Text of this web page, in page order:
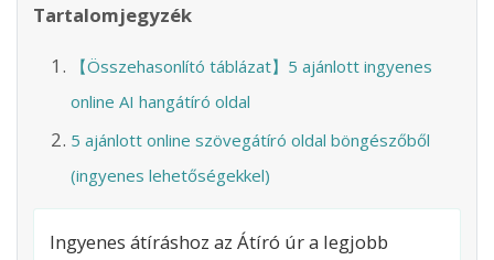
Tartalomjegyzék
【Összehasonlító táblázat】5 ajánlott ingyenes
online AI hangátíró oldal
5 ajánlott online szövegátíró oldal böngészőből
(ingyenes lehetőségekkel)
Ingyenes átíráshoz az Átíró úr a legjobb